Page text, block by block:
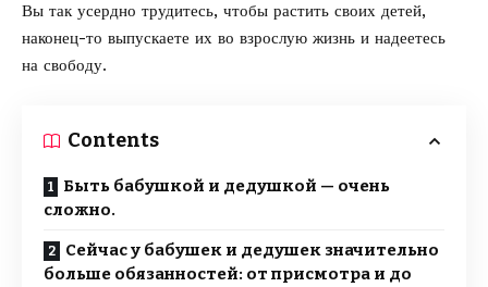
Вы так усердно трудитесь, чтобы растить своих детей,
наконец-то выпускаете их во взрослую жизнь и надеетесь
на свободу.
Contents
Быть бабушкой и дедушкой — очень
сложно.
Сейчас у бабушек и дедушек значительно
больше обязанностей: от присмотра и до